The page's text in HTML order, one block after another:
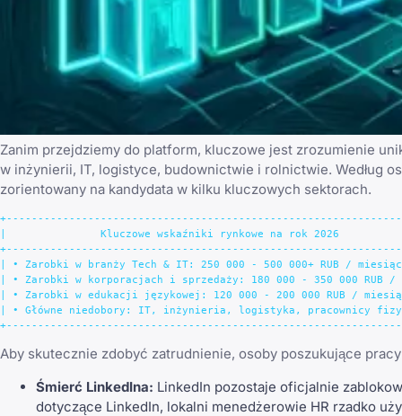
Zanim przejdziemy do platform, kluczowe jest zrozumienie
w inżynierii, IT, logistyce, budownictwie i rolnictwie. Według
zorientowany na kandydata w kilku kluczowych sektorach.
|               Kluczowe wskaźniki rynkowe na rok 2026
| • Zarobki w branży Tech & IT: 250 000 - 500 000+ RUB /
| • Zarobki w korporacjach i sprzedaży: 180 000 - 350 000 RUB /
| • Zarobki w edukacji językowej: 120 000 - 200 000 RUB /
| • Główne niedobory: IT, inżynieria, logistyka, pracownicy
Aby skutecznie zdobyć zatrudnienie, osoby poszukujące
Śmierć LinkedIna: LinkedIn pozostaje oficjalnie
dotyczące LinkedIn, lokalni menedżerowie HR rzadko